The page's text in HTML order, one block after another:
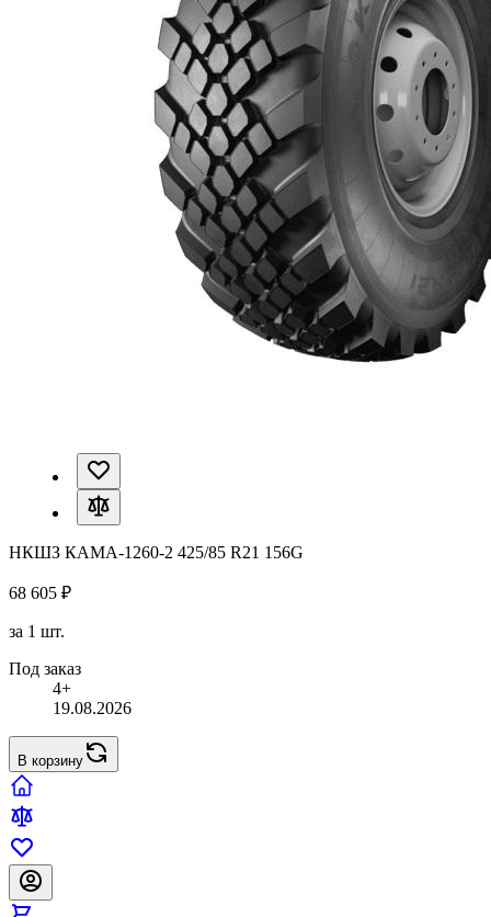
НКШЗ КАМА-1260-2 425/85 R21 156G
68 605 ₽
за 1 шт.
Под заказ
4+
19.08.2026
В корзину